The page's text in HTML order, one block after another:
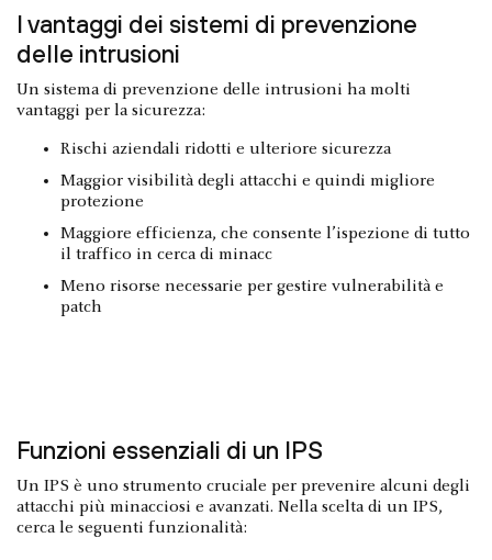
I vantaggi dei sistemi di prevenzione
delle intrusioni
Un sistema di prevenzione delle intrusioni ha molti
vantaggi per la sicurezza:
Rischi aziendali ridotti e ulteriore sicurezza
Maggior visibilità degli attacchi e quindi migliore
protezione
Maggiore efficienza, che consente l’ispezione di tutto
il traffico in cerca di minacc
Meno risorse necessarie per gestire vulnerabilità e
patch
Funzioni essenziali di un IPS
Un IPS è uno strumento cruciale per prevenire alcuni degli
attacchi più minacciosi e avanzati. Nella scelta di un IPS,
cerca le seguenti funzionalità: